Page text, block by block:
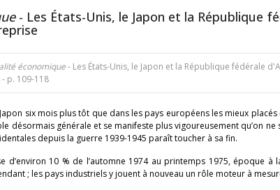
- Les États-Unis, le Japon et la République
économique- Les États-Unis, le Japon et la République fédérale
- p. 109-118
six mois plus tôt que dans les pays européens les mieux
désormais générale et se manifeste plus vigoureusement qu’on
depuis la guerre 1939-1945 paraît toucher à sa fin.
d’environ 10 % de l’automne 1974 au printemps 1975, époque à
; les pays industriels y jouent à nouveau un rôle moteur à